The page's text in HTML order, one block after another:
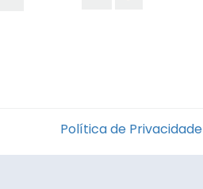
Política de Privacidade